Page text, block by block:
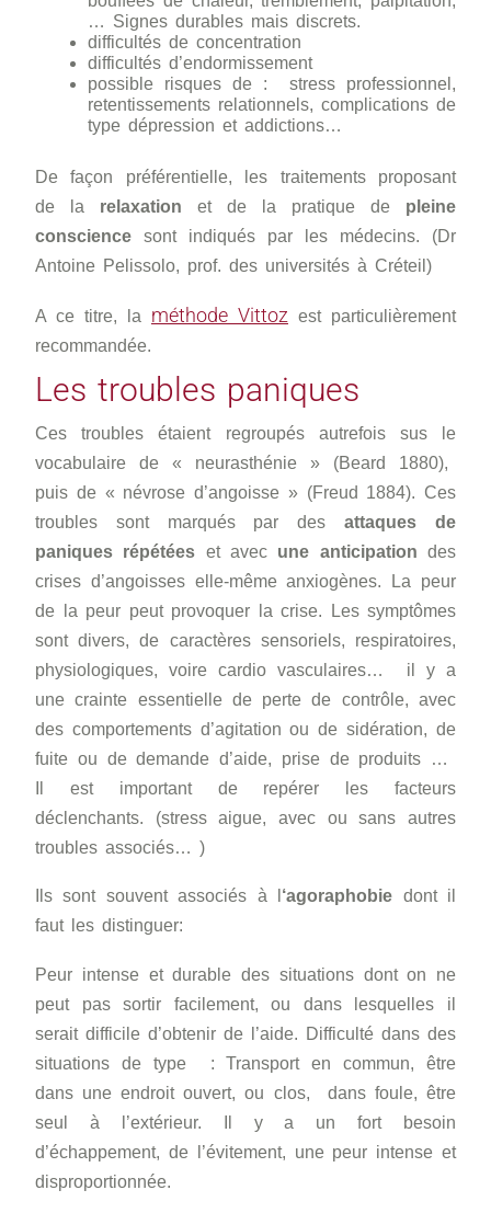
… Signes durables mais discrets.
difficultés de concentration
difficultés d’endormissement
possible risques de : stress professionnel,
retentissements relationnels, complications de
type dépression et addictions…
De façon préférentielle, les traitements proposant
de la relaxation et de la pratique de pleine
conscience sont indiqués par les médecins. (Dr
Antoine Pelissolo, prof. des universités à Créteil)
A ce titre, la méthode Vittoz est particulièrement
recommandée.
Les troubles paniques
Ces troubles étaient regroupés autrefois sus le
vocabulaire de « neurasthénie » (Beard 1880),
puis de « névrose d’angoisse » (Freud 1884). Ces
troubles sont marqués par desattaques de
paniques répétées et avec une anticipation des
crises d’angoisses elle-même anxiogènes. La peur
de la peur peut provoquer la crise. Les symptômes
sont divers, de caractères sensoriels, respiratoires,
physiologiques, voire cardio vasculaires… il y a
une crainte essentielle de perte de contrôle, avec
des comportements d’agitation ou de sidération, de
fuite ou de demande d’aide, prise de produits …
Il est important de repérer les facteurs
déclenchants. (stress aigue, avec ou sans autres
troubles associés… )
Ils sont souvent associés à l ‘agoraphobie dont il
faut les distinguer:
Peur intense et durable des situations dont on ne
peut pas sortir facilement, ou dans lesquelles il
serait difficile d’obtenir de l’aide. Difficulté dans des
situations de type : Transport en commun, être
dans une endroit ouvert, ou clos, dans foule, être
seul à l’extérieur. Il y a un fort besoin
d’échappement, de l’évitement, une peur intense et
disproportionnée.